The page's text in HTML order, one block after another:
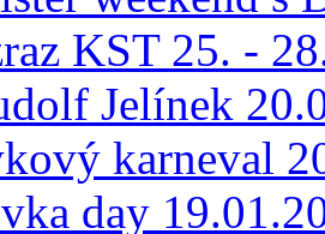
KST 25. -
Jelínek
karneval
day